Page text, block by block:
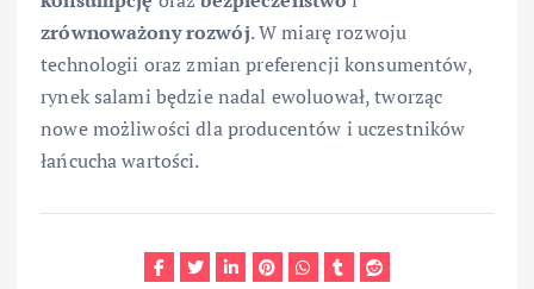
zrównoważony rozwój. W miarę rozwoju
technologii oraz zmian preferencji konsumentów,
rynek salami będzie nadal ewoluował, tworząc
nowe możliwości dla producentów i uczestników
łańcucha wartości.